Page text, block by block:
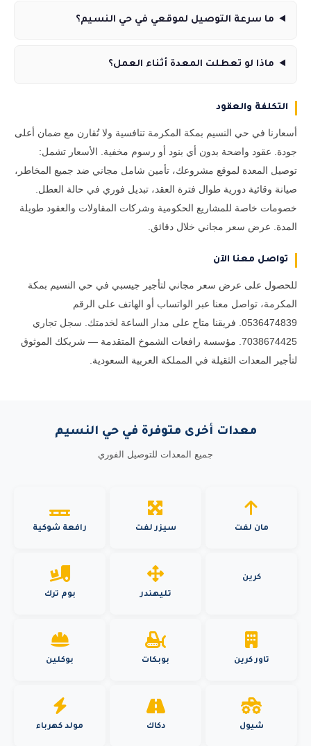
ما سرعة التوصيل لموقعي في حي النسيم؟
ماذا لو تعطلت المعدة أثناء العمل؟
التكلفة والعقود
أسعارنا في حي النسيم بمكة المكرمة تنافسية ولا تُقارن مع ضمان أعلى
جودة. عقود واضحة بدون أي بنود أو رسوم مخفية. الأسعار تشمل:
توصيل المعدة لموقع مشروعك، تأمين شامل مجاني ضد جميع المخاطر،
صيانة وقائية دورية طوال فترة العقد، تبديل فوري في حالة العطل.
خصومات خاصة للمشاريع الحكومية وشركات المقاولات والعقود طويلة
المدة. عرض سعر مجاني خلال دقائق.
تواصل معنا الآن
للحصول على عرض سعر مجاني لتأجير جيسبي في حي النسيم بمكة
المكرمة، تواصل معنا عبر الواتساب أو الهاتف على الرقم
0536474839. فريقنا متاح على مدار الساعة لخدمتك. سجل تجاري
7038674425. مؤسسة رافعات الشموخ المتقدمة — شريكك الموثوق
لتأجير المعدات الثقيلة في المملكة العربية السعودية.
معدات أخرى متوفرة في حي النسيم
جميع المعدات للتوصيل الفوري
مان لفت سيزر لفت رافعة شوكية
كرين
تليهندر
بوم ترك
تاور كرين بوبكات بوكلين
شيول دكاك مولد كهرباء